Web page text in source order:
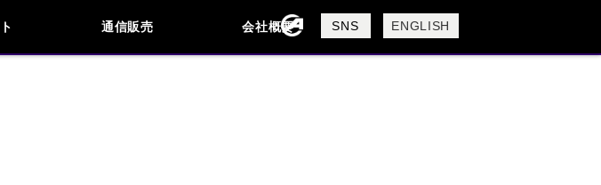
合わせ
るご質問
通信販売 会社概要
会社概要
採用情報
SNS ENGLISH